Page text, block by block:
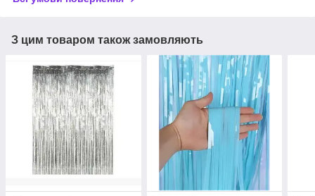
З цим товаром також замовляють